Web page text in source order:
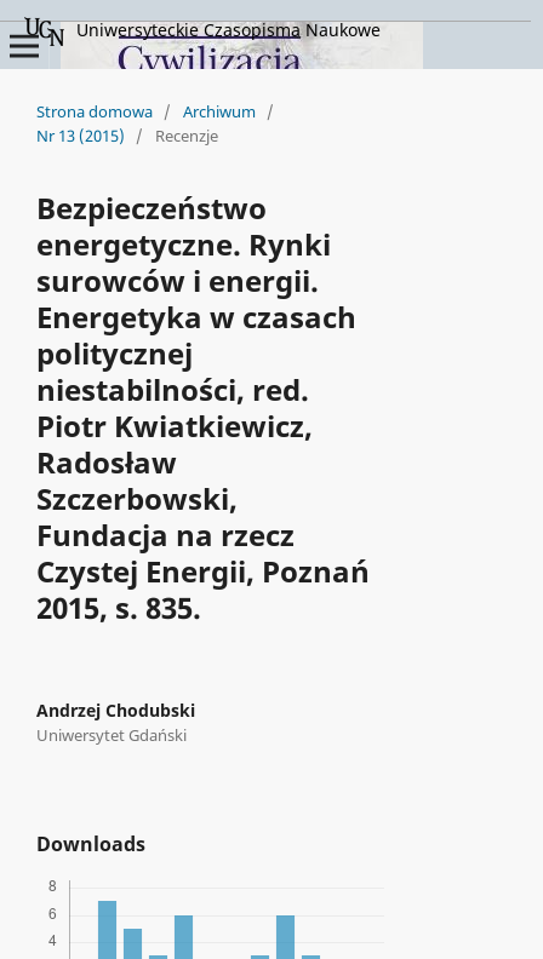
Uniwersyteckie Czasopisma Naukowe
Strona domowa / Archiwum /
Nr 13 (2015)
/ Recenzje
Bezpieczeństwo
energetyczne. Rynki
surowców i energii.
Energetyka w czasach
politycznej
niestabilności, red.
Piotr Kwiatkiewicz,
Radosław
Szczerbowski,
Fundacja na rzecz
Czystej Energii, Poznań
2015, s. 835.
Andrzej Chodubski
Uniwersytet Gdański
Downloads